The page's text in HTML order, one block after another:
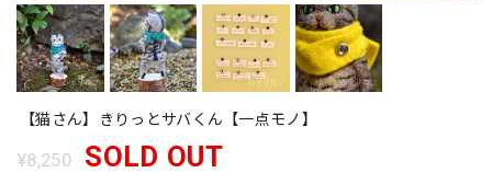
【猫さん】きりっとサバくん【一点モノ】
¥8,250 SOLD OUT